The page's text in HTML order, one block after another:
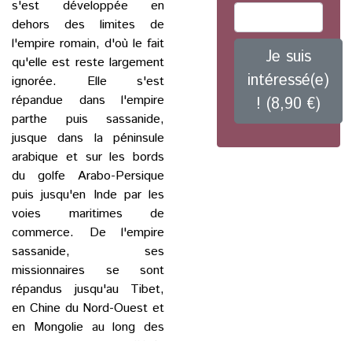
s'est développée en
dehors des limites de
l'empire romain, d'où le fait
qu'elle est reste largement
ignorée. Elle s'est
répandue dans l'empire
parthe puis sassanide,
jusque dans la péninsule
arabique et sur les bords
du golfe Arabo-Persique
puis jusqu'en Inde par les
voies maritimes de
commerce. De l'empire
sassanide, ses
missionnaires se sont
répandus jusqu'au Tibet,
en Chine du Nord-Ouest et
en Mongolie au long des
Je suis
intéressé(e)
! (8,90 €)